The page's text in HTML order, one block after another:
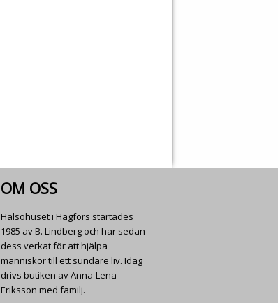
OM OSS
Hälsohuset i Hagfors startades
1985 av B. Lindberg och har sedan
dess verkat för att hjälpa
människor till ett sundare liv. Idag
drivs butiken av Anna-Lena
Eriksson med familj.